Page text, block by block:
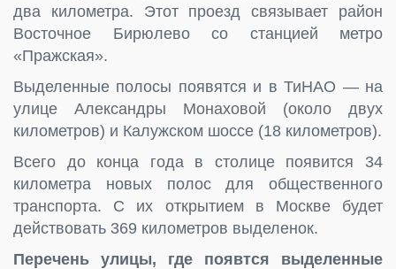
два километра. Этот проезд связывает район
Восточное Бирюлево со станцией метро
«Пражская».
Выделенные полосы появятся и в ТиНАО — на
улице Александры Монаховой (около двух
километров) и Калужском шоссе (18 километров).
Всего до конца года в столице появится 34
километра новых полос для общественного
транспорта. С их открытием в Москве будет
действовать 369 километров выделенок.
Перечень улицы, где появтся выделенные